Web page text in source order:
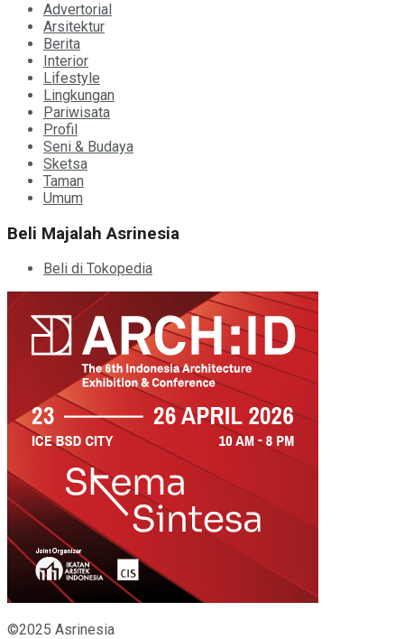
Advertorial
Arsitektur
Berita
Interior
Lifestyle
Lingkungan
Pariwisata
Profil
Seni & Budaya
Sketsa
Taman
Umum
Beli Majalah Asrinesia
Beli di Tokopedia
©2025 Asrinesia